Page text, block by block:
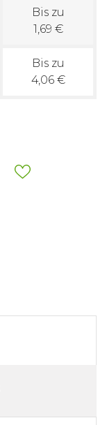
Bis zu
1,69 €
Bis zu
4,06 €